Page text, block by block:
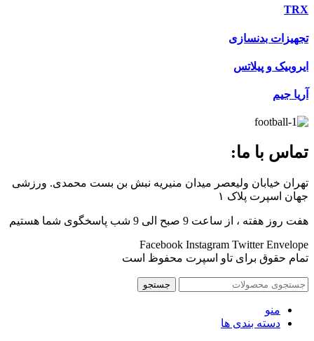
TRX
تجهیزات بدنسازی
ایروبیک و پیلاتس
آریا جیم
تماس با ما:
تهران خیابان ولیعصر میدان منیریه نبش بن بست محمدی. ورزشی
جهان اسپرت پلاک ۱
هفت روز هفته ، از ساعت 9 صبح الی 9 شب پاسخگوی شما هستیم
Facebook Instagram Twitter Envelope
تمام حقوق برای تاو اسپرت محفوظ است
جستجو
منو
دسته بندی ها